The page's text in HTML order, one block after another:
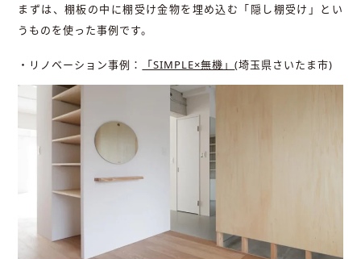
まずは、棚板の中に棚受け金物を埋め込む「隠し棚受け」とい
うものを使った事例です。
・リノベーション事例： 「SIMPLE×無機」(埼玉県さいたま市)